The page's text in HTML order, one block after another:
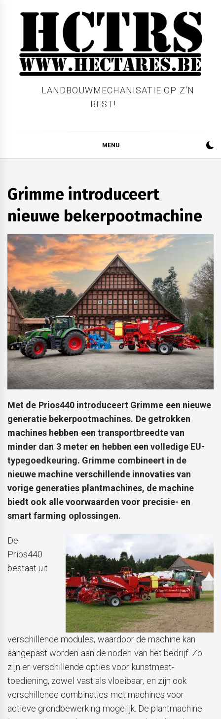
LANDBOUWMECHANISATIE OP Z'N
BEST!
MENU
GRONDBEWERKING
LOONWERK
PLANTMACHINES
PRECISIELANDBOUW
Grimme introduceert
nieuwe bekerpootmachine
Met de Prios440 introduceert Grimme een nieuwe
generatie bekerpootmachines. De getrokken
machines hebben een transportbreedte van
minder dan 3 meter en hebben een volledige EU-
typegoedkeuring. Grimme combineert in de
nieuwe machine verschillende innovaties van
vorige generaties plantmachines, de machine
biedt ook alle voorwaarden voor precisie- en
smart farming oplossingen.
De
Prios440
bestaat uit
verschillende modules, waardoor de machine kan
aangepast worden aan de noden van het bedrijf. Zo
zijn er verschillende opties voor kunstmest-
toediening, zowel vast als vloeibaar, en zijn ook
verschillende combinaties met machines voor
actieve grondbewerking mogelijk. De plantmachine